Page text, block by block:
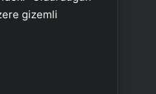
gizemli